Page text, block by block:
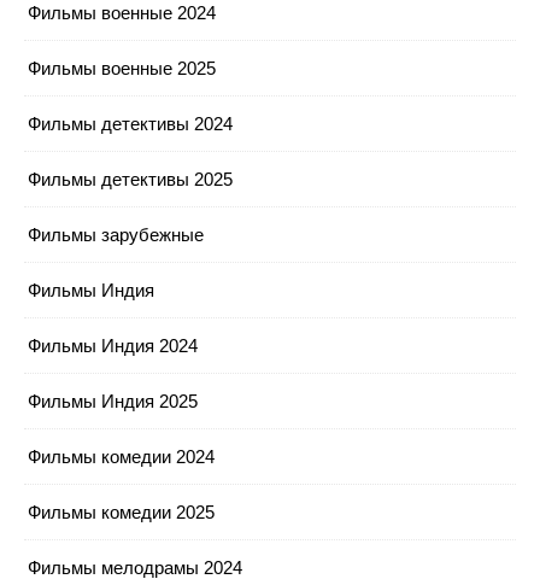
Фильмы военные 2024
Фильмы военные 2025
Фильмы детективы 2024
Фильмы детективы 2025
Фильмы зарубежные
Фильмы Индия
Фильмы Индия 2024
Фильмы Индия 2025
Фильмы комедии 2024
Фильмы комедии 2025
Фильмы мелодрамы 2024